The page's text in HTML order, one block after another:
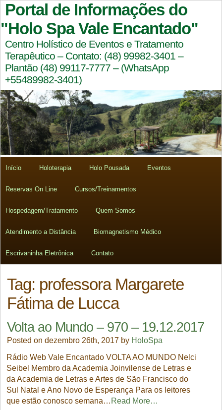
Portal de Informações do
"Holo Spa Vale Encantado"
Centro Holístico de Eventos e Tratamento
Terapêutico – Contato: (48) 99982-3401 –
Plantão (48) 99117-7777 – (WhatsApp
+55489982-3401)
Início Holoterapia Holo Pousada Eventos
Reservas On Line Cursos/Treinamentos
Hospedagem/Tratamento Quem Somos
Atendimento a Distância Biomagnetismo Médico
Escrivaninha Eletrônica Contato
Tag: professora Margarete
Fátima de Lucca
Volta ao Mundo – 970 – 19.12.2017
Posted on dezembro 26th, 2017 by HoloSpa
Rádio Web Vale Encantado VOLTA AO MUNDO Nelci
Seibel Membro da Academia Joinvilense de Letras e
da Academia de Letras e Artes de São Francisco do
Sul Natal e Ano Novo de Esperança Para os leitores
que estão conosco semana… Read More…